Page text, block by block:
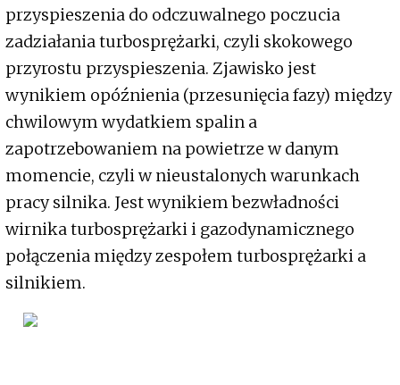
przyspieszenia do odczuwalnego poczucia
zadziałania turbosprężarki, czyli skokowego
przyrostu przyspieszenia. Zjawisko jest
wynikiem opóźnienia (przesunięcia fazy) między
chwilowym wydatkiem spalin a
zapotrzebowaniem na powietrze w danym
momencie, czyli w nieustalonych warunkach
pracy silnika. Jest wynikiem bezwładności
wirnika turbosprężarki i gazodynamicznego
połączenia między zespołem turbosprężarki a
silnikiem.